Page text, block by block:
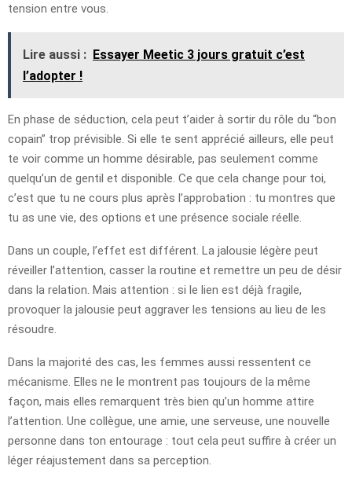
tension entre vous.
Lire aussi : Essayer Meetic 3 jours gratuit c’est
l’adopter !
En phase de séduction, cela peut t’aider à sortir du rôle du “bon
copain” trop prévisible. Si elle te sent apprécié ailleurs, elle peut
te voir comme un homme désirable, pas seulement comme
quelqu’un de gentil et disponible. Ce que cela change pour toi,
c’est que tu ne cours plus après l’approbation : tu montres que
tu as une vie, des options et une présence sociale réelle.
Dans un couple, l’effet est différent. La jalousie légère peut
réveiller l’attention, casser la routine et remettre un peu de désir
dans la relation. Mais attention : si le lien est déjà fragile,
provoquer la jalousie peut aggraver les tensions au lieu de les
résoudre.
Dans la majorité des cas, les femmes aussi ressentent ce
mécanisme. Elles ne le montrent pas toujours de la même
façon, mais elles remarquent très bien qu’un homme attire
l’attention. Une collègue, une amie, une serveuse, une nouvelle
personne dans ton entourage : tout cela peut suffire à créer un
léger réajustement dans sa perception.